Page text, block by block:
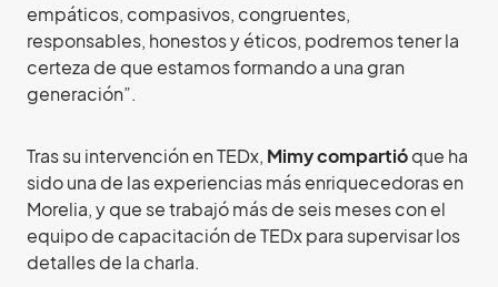
empáticos, compasivos, congruentes,
responsables, honestos y éticos, podremos tener la
certeza de que estamos formando a una gran
generación”.
Tras su intervención en TEDx, Mimy compartióque ha
sido una de las experiencias más enriquecedoras en
Morelia, y que se trabajó más de seis meses con el
equipo de capacitación de TEDx para supervisar los
detalles de la charla.